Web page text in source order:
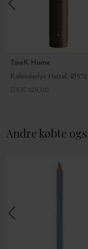
TineK Home
Kalenderlys Hazel,
Andre købte